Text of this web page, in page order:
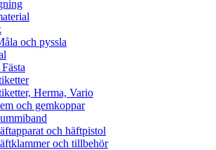
och pyssla
Herma, Vario
och gemkoppar
och häftpistol
och tillbehör